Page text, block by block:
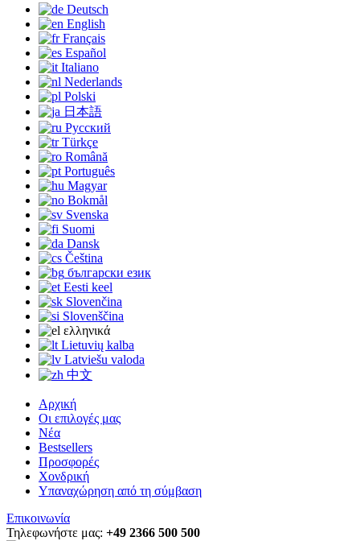
Deutsch
English
Français
Español
Italiano
Nederlands
Polski
日本語
Русский
Türkçe
Română
Português
Magyar
Bokmål
Svenska
Suomi
Dansk
Čeština
български език
Eesti keel
Slovenčina
Slovenščina
ελληνικά
Lietuvių kalba
Latviešu valoda
中文
Αρχική
Οι επιλογές μας
Νέα
Bestsellers
Προσφορές
Χονδρική
Υπαναχώρηση από τη σύμβαση
Επικοινωνία
Τηλεφωνήστε μας: +49 2366 500 500